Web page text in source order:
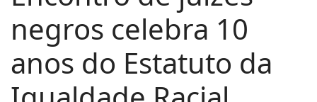
negros celebra 10
anos do Estatuto da